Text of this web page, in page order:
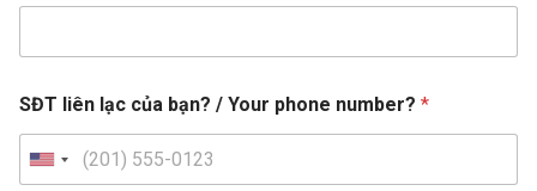
ạ
n
*
SĐT liên lạc của bạn? / Your phone number? *
U